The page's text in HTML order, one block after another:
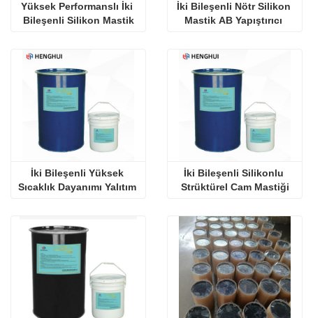
Yüksek Performanslı İki
Bileşenli Silikon Mastik
İki Bileşenli Nötr Silikon
Mastik AB Yapıştırıcı
İki Bileşenli Yüksek
Sıcaklık Dayanımı Yalıtım
İki Bileşenli Silikonlu
Strüktürel Cam Mastiği